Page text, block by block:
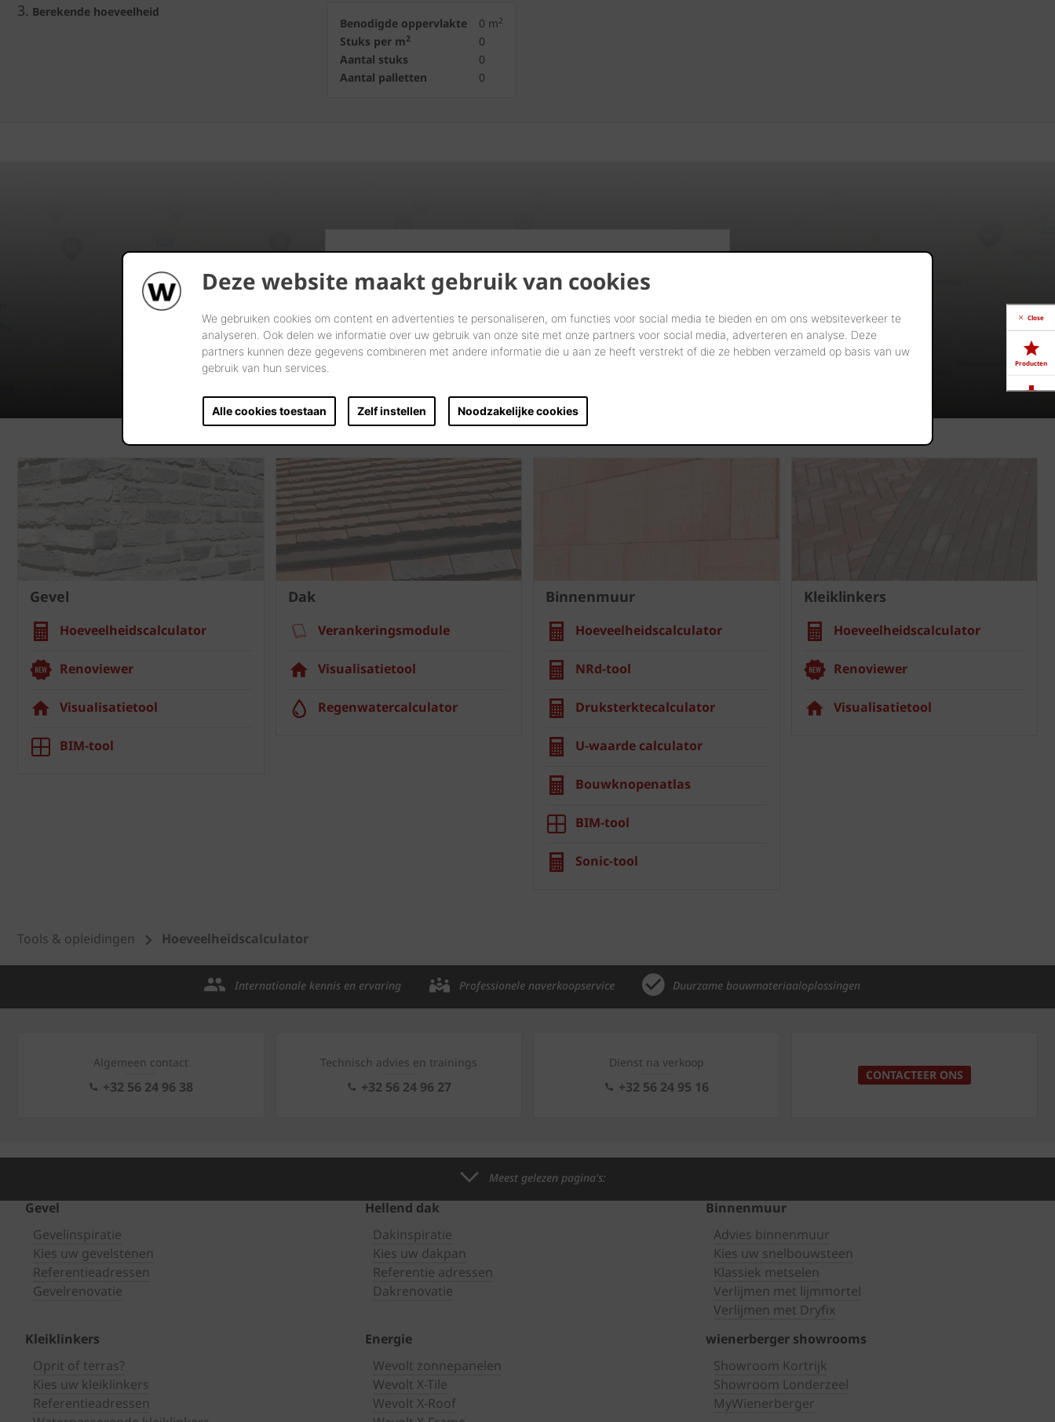
Deze website maakt gebruik van cookies
We gebruiken cookies om content en advertenties te personaliseren, om functies voor social media te bieden en om ons websiteverkeer te
analyseren. Ook delen we informatie over uw gebruik van onze site met onze partners voor social media, adverteren en analyse. Deze
partners kunnen deze gegevens combineren met andere informatie die u aan ze heeft verstrekt of die ze hebben verzameld op basis van uw
gebruik van hun services.
Alle cookies toestaan Zelf instellen Noodzakelijke cookies
3. Berekende hoeveelheid
Benodigde oppervlakte 0 m2
Stuks per m2
0
Aantal stuks
0
Aantal palletten
0
Vind verdelers in uw buurt
START UW ZOEKTOCHT
Gevel
Hoeveelheidscalculator
Renoviewer
Visualisatietool
BIM-tool
Dak
Verankeringsmodule
Visualisatietool
Regenwatercalculator
Binnenmuur
Hoeveelheidscalculator
NRd-tool
Druksterktecalculator
U-waarde calculator
Bouwknopenatlas
BIM-tool
Sonic-tool
Kleiklinkers
Hoeveelheidscalculator
Renoviewer
Visualisatietool
Close
Producten
Tools & opleidingen Hoeveelheidscalculator
Internationale kennis en ervaring Professionele naverkoopservice Duurzame bouwmateriaaloplossingen
Algemeen contact
+32 56 24 96 38
Technisch advies en trainings
+32 56 24 96 27
Dienst na verkoop
+32 56 24 95 16
CONTACTEER ONS
Meest gelezen pagina's:
Gevel
Gevelinspiratie
Kies uw gevelstenen
Referentieadressen
Gevelrenovatie
Hellend dak
Dakinspiratie
Kies uw dakpan
Referentie adressen
Dakrenovatie
Binnenmuur
Advies binnenmuur
Kies uw snelbouwsteen
Klassiek metselen
Verlijmen met lijmmortel
Verlijmen met Dryfix
Kleiklinkers
Oprit of terras?
Kies uw kleiklinkers
Referentieadressen
Energie
Wevolt zonnepanelen
Wevolt X-Tile
Wevolt X-Roof
wienerberger showrooms
Showroom Kortrijk
Showroom Londerzeel
MyWienerberger